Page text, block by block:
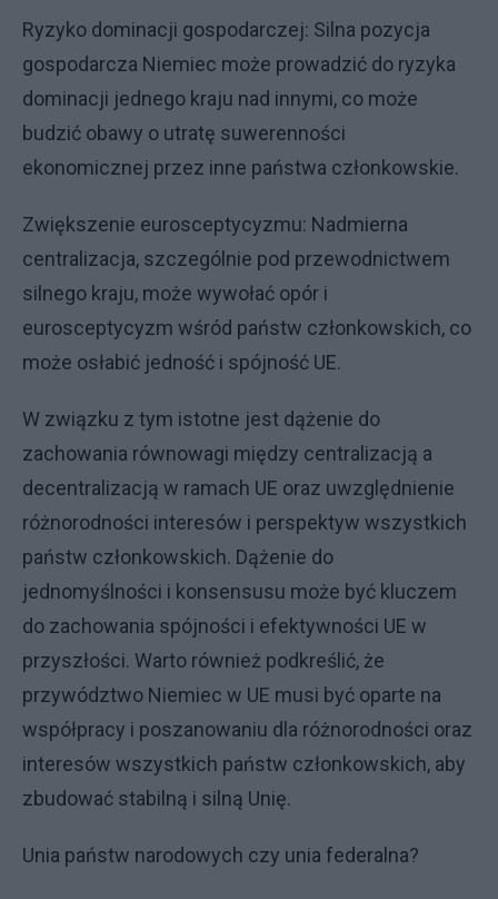
Ryzyko dominacji gospodarczej: Silna pozycja
gospodarcza Niemiec może prowadzić do ryzyka
dominacji jednego kraju nad innymi, co może
budzić obawy o utratę suwerenności
ekonomicznej przez inne państwa członkowskie.
Zwiększenie eurosceptycyzmu: Nadmierna
centralizacja, szczególnie pod przewodnictwem
silnego kraju, może wywołać opór i
eurosceptycyzm wśród państw członkowskich, co
może osłabić jedność i spójność UE.
W związku z tym istotne jest dążenie do
zachowania równowagi między centralizacją a
decentralizacją w ramach UE oraz uwzględnienie
różnorodności interesów i perspektyw wszystkich
państw członkowskich. Dążenie do
jednomyślności i konsensusu może być kluczem
do zachowania spójności i efektywności UE w
przyszłości. Warto również podkreślić, że
przywództwo Niemiec w UE musi być oparte na
współpracy i poszanowaniu dla różnorodności oraz
interesów wszystkich państw członkowskich, aby
zbudować stabilną i silną Unię.
Unia państw narodowych czy unia federalna?